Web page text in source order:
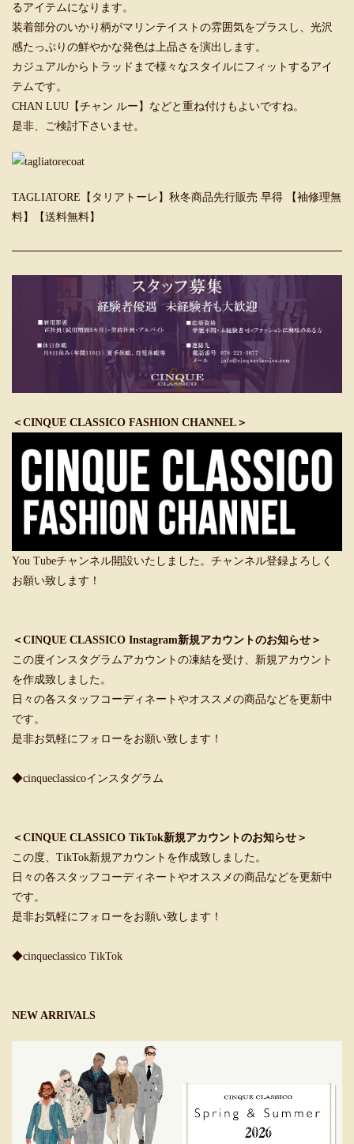
るアイテムになります。
装着部分のいかり柄がマリンテイストの雰囲気をプラスし、光沢
感たっぷりの鮮やかな発色は上品さを演出します。
カジュアルからトラッドまで様々なスタイルにフィットするアイ
テムです。
CHAN LUU【チャン ルー】 などと重ね付けもよいですね。
是非、ご検討下さいませ。
TAGLIATORE【タリアトーレ】秋冬商品先行販売 早得 【袖修理無
料】【送料無料】
＜CINQUE CLASSICO FASHION CHANNEL＞
You Tubeチャンネル開設いたしました。チャンネル登録よろしく
お願い致します！
＜CINQUE CLASSICO Instagram新規アカウントのお知らせ＞
この度インスタグラムアカウントの凍結を受け、新規アカウント
を作成致しました。
日々の各スタッフコーディネートやオススメの商品などを更新中
です。
是非お気軽にフォローをお願い致します！
◆cinqueclassicoインスタグラム
＜CINQUE CLASSICO TikTok新規アカウントのお知らせ＞
この度、TikTok新規アカウントを作成致しました。
日々の各スタッフコーディネートやオススメの商品などを更新中
です。
是非お気軽にフォローをお願い致します！
◆cinqueclassico TikTok
NEW ARRIVALS